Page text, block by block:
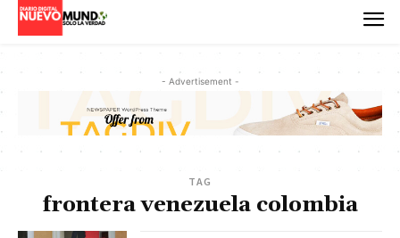
- Advertisement -
TAG
frontera venezuela colombia